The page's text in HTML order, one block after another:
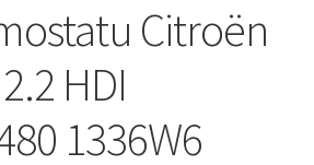
Citroën
HDI
1336W6